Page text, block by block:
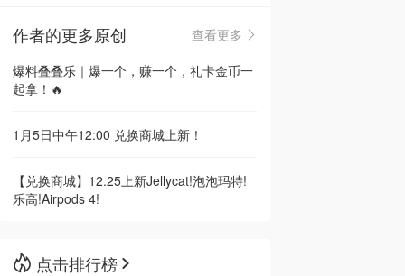
🇳🇿新西兰
作者的更多原创
查看更多
爆料叠叠乐｜爆一个，赚一个，礼卡金币一
起拿！🔥
1月5日中午12:00 兑换商城上新！
【兑换商城】12.25上新Jellycat!泡泡玛特!
乐高!Airpods 4!
点击排行榜